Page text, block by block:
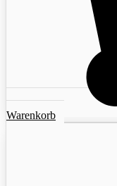
Warenkorb